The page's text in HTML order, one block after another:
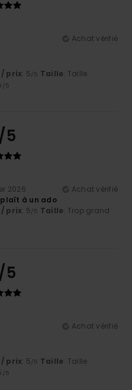
Achat vérifié
prix: 5/5 Taille: Taille
/5
/5
2026
Achat vérifié
à un ado
prix: 5/5 Taille: Trop grand
/5
Achat vérifié
prix: 5/5 Taille: Taille
/5